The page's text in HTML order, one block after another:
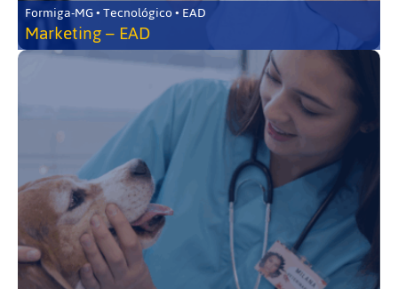
Formiga-MG • Tecnológico • EAD
Marketing – EAD